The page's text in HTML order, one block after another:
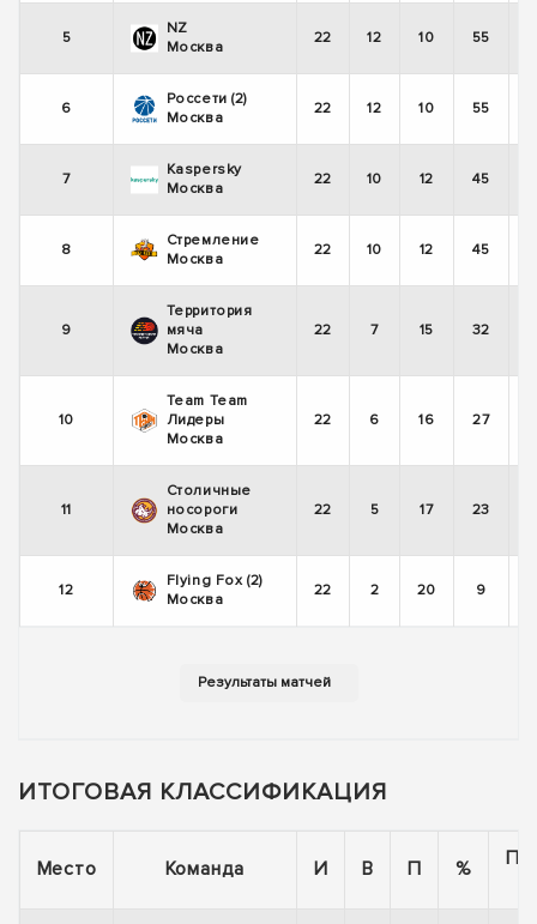
5
NZ
Москва
22 12 10 55
6
Россети (2)
Москва
22 12 10 55
7
Kaspersky
Москва
22 10 12 45
8
Стремление
Москва
22 10 12 45
9
Территория
мяча
Москва
22 7 15 32
10
Team Team
Лидеры
Москва
22 6 16 27
11
Столичные
носороги
Москва
22 5 17 23
12
Flying Fox (2)
Москва
22 2 20 9
ИТОГОВАЯ КЛАССИФИКАЦИЯ
Место Команда И В П %